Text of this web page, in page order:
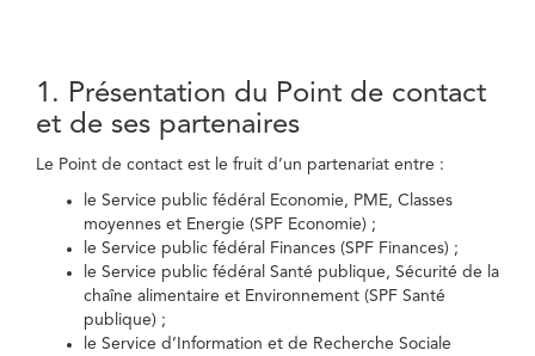
1. Présentation du Point de contact
et de ses partenaires
Le Point de contact est le fruit d’un partenariat entre :
le Service public fédéral Economie, PME, Classes
moyennes et Energie (SPF Economie) ;
le Service public fédéral Finances (SPF Finances) ;
le Service public fédéral Santé publique, Sécurité de la
chaîne alimentaire et Environnement (SPF Santé
publique) ;
le Service d’Information et de Recherche Sociale